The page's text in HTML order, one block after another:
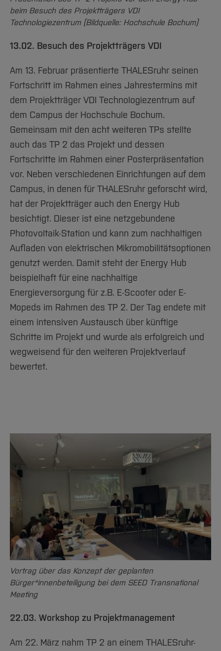
beim Besuch des Projektträgers VDI
Technologiezentrum (Bildquelle: Hochschule Bochum)
13.02. Besuch des Projektträgers VDI
Am 13. Februar präsentierte THALESruhr seinen
Fortschritt im Rahmen eines Jahrestermins mit
dem Projektträger VDI Technologiezentrum auf
dem Campus der Hochschule Bochum.
Gemeinsam mit den acht weiteren TPs stellte
auch das TP 2 das Projekt und dessen
Fortschritte im Rahmen einer Posterpräsentation
vor. Neben verschiedenen Einrichtungen auf dem
Campus, in denen für THALESruhr geforscht wird,
hat der Projektträger auch den Energy Hub
besichtigt. Dieser ist eine netzgebundene
Photovoltaik-Station und kann zum nachhaltigen
Aufladen von elektrischen Mikromobilitätsoptionen
genutzt werden. Damit steht der Energy Hub
beispielhaft für eine nachhaltige
Energieversorgung für z.B. E-Scooter oder E-
Mopeds im Rahmen des TP 2. Der Tag endete mit
einem intensiven Austausch über künftige
Schritte im Projekt und wurde als erfolgreich und
wegweisend für den weiteren Projektverlauf
bewertet.
Vortrag über das Konzept der geplanten
Bürger*innenbeteiligung bei dem SEED Transnational
Meeting
22.03. Workshop zu Projektmanagement
Am 22. März nahm TP 2 an einem THALESruhr-